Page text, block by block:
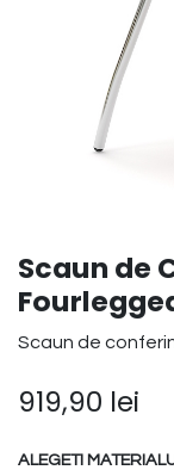
Scaun de
Scaun de
919,90 lei
ALEGETI